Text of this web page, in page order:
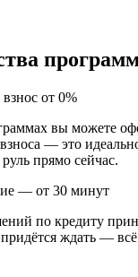
от 0%
вы можете
— это
руль прямо сейчас.
— от 30 минут
по кредиту
ждать —